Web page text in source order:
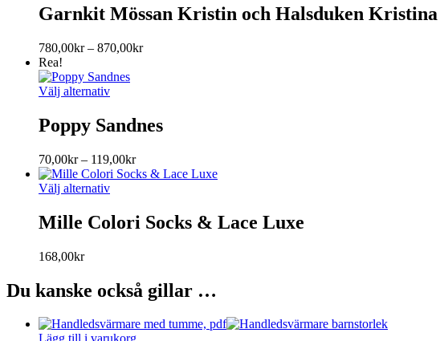
kan
på
produktsidan
produkten
har
varianter.
olika
alternativen
väljas
produktsidan
Garnkit Mössan Kristin och Halsduken Kristina
780,00kr – 870,00krPrisintervall:
Rea!
Välj alternativDen
produkten
har
varianter.
De
olika
kan
Poppy Sandnes
70,00kr – 119,00krPrisintervall:
70,00kr
Välj alternativDen
produkten
har
olika
alternativen
kan
väljas
Mille Colori Socks & Lace Luxe
168,00kr
Du kanske också gillar …